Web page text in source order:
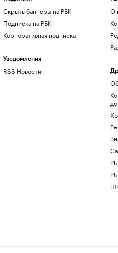
Скрыть баннеры на РБК
Подписка на РБК
Корпоративная подписка
Уведомления
RSS Новости
О